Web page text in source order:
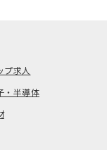
プ求人
・半導体